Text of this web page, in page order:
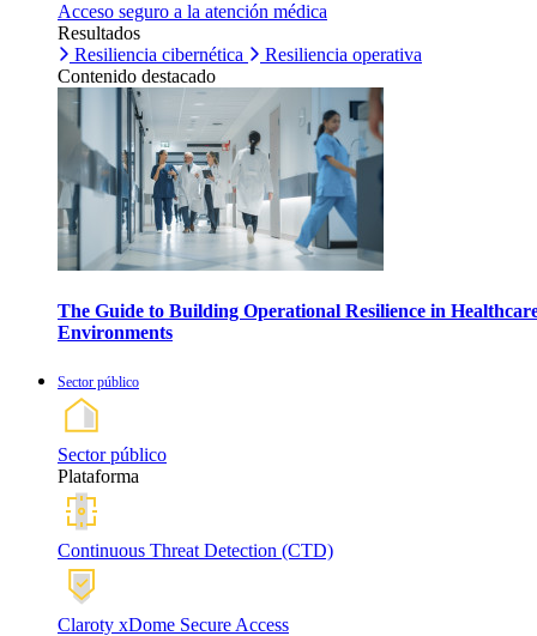
Acceso seguro a la atención médica
Resultados
Resiliencia cibernética
Resiliencia operativa
Contenido destacado
The Guide to Building Operational Resilience in
Environments
Sector público
Sector público
Plataforma
Continuous Threat Detection (CTD)
Claroty xDome Secure Access